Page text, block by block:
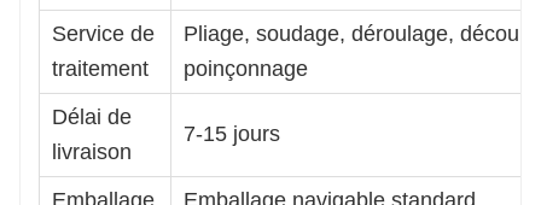
Service de
traitement
Pliage, soudage, déroulage,
poinçonnage
Délai de
livraison
7-15 jours